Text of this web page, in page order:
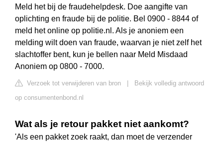
Meld het bij de fraudehelpdesk. Doe aangifte van
oplichting en fraude bij de politie. Bel 0900 - 8844 of
meld het online op politie.nl. Als je anoniem een
melding wilt doen van fraude, waarvan je niet zelf het
slachtoffer bent, kun je bellen naar Meld Misdaad
Anoniem op 0800 - 7000.
Verzoek tot verwijderen van bron
Bekijk volledig antwoord
op consumentenbond.nl
Wat als je retour pakket niet aankomt?
'Als een pakket zoek raakt, dan moet de verzender